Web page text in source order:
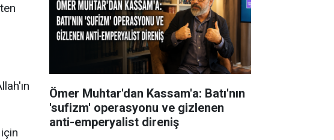
Ömer Muhtar'dan Kassam'a: Batı'nın
'sufizm' operasyonu ve gizlenen
anti-emperyalist direniş